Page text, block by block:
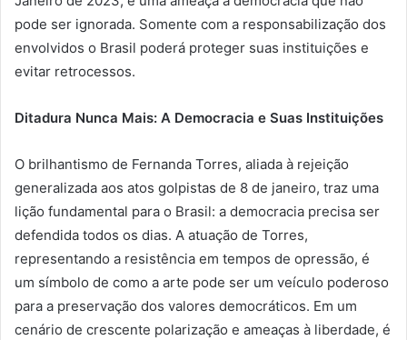
pode ser ignorada. Somente com a responsabilização dos
envolvidos o Brasil poderá proteger suas instituições e
evitar retrocessos.
Ditadura Nunca Mais: A Democracia e Suas Instituições
O brilhantismo de Fernanda Torres, aliada à rejeição
generalizada aos atos golpistas de 8 de janeiro, traz uma
lição fundamental para o Brasil: a democracia precisa ser
defendida todos os dias. A atuação de Torres,
representando a resistência em tempos de opressão, é
um símbolo de como a arte pode ser um veículo poderoso
para a preservação dos valores democráticos. Em um
cenário de crescente polarização e ameaças à liberdade, é